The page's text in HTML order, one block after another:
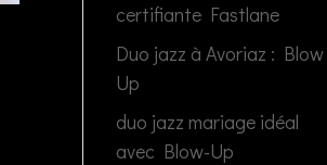
certifiante Fastlane
Duo jazz à Avoriaz : Blow
Up
duo jazz mariage idéal
avec Blow-Up